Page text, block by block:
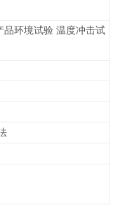
品环境试验 温度冲击试